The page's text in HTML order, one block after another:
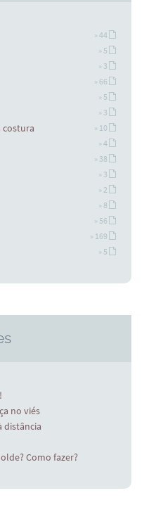
» 44
» 5
» 3
» 66
» 5
» 3
costura » 10
» 4
» 38
» 3
» 2
» 8
» 56
» 169
» 5
no viés
distância
Como fazer?